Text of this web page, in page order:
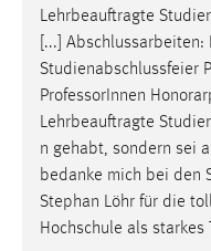
Lehrbeauftragte
[...]
Studienabschlussfeier
Professor Innen
Lehrbeauftragte
n gehabt, sondern sei
bedanke mich bei den
Stephan Löhr für die
Hochschule als